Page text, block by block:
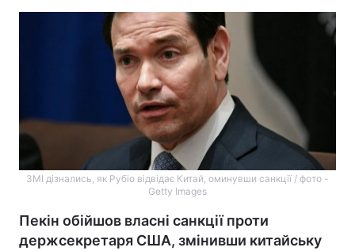
ЗМІ дізнались, як Рубіо відвідає Китай, оминувши санкції / фото -
Getty Images
Пекін обійшов власні санкції проти
держсекретаря США, змінивши китайську